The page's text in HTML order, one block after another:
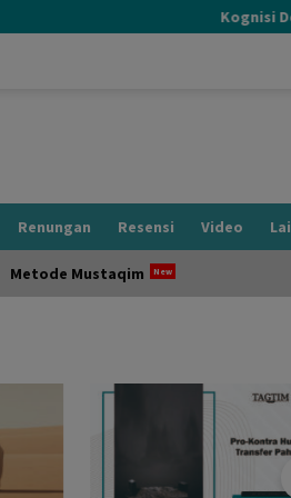
Kognisi
Renungan Resensi Video
Metode Mustaqim